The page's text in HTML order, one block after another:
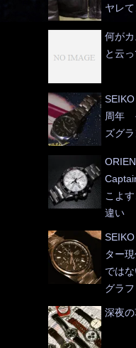
ヤレ
何が
と云
周年
ズグ
こよ
違い
ター
では
グラ
深夜